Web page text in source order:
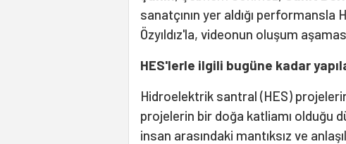
sanatçının yer aldığı
Özyıldız'la, videonun oluşum
HES'lerle ilgili bugüne kadar
Hidroelektrik santral (HES)
projelerin bir doğa katliamı olduğu
insan arasındaki mantıksız ve